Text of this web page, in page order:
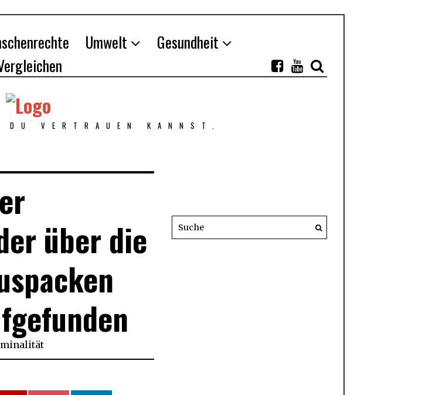
Umwelt
Gesundheit
DU VERTRAUEN KANNST.
über die